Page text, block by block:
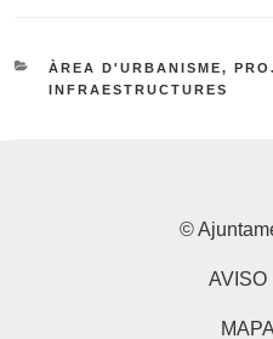
CATEGORIES
ÀREA D'URBANISME,
INFRAESTRUCTURES
©
AVISO